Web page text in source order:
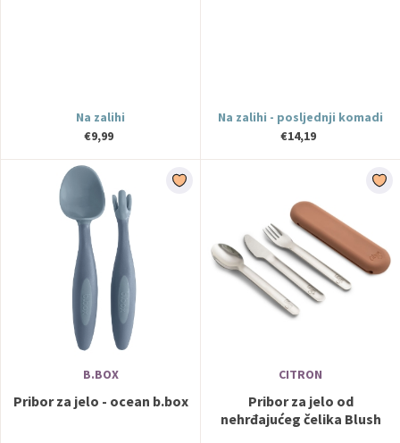
Na zalihi
€9,99
Na zalihi - posljednji komadi
€14,19
B.BOX
Pribor za jelo - ocean b.box
CITRON
Pribor za jelo od
nehrđajućeg čelika Blush